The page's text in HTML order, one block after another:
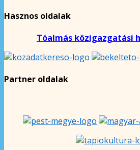
Hasznos oldalak
Tóalmás közigazgatási
Partner oldalak